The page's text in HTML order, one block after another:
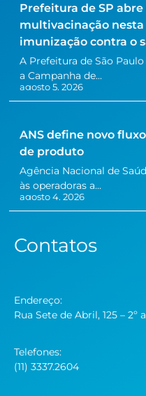
Prefeitura de SP
multivacinação
imunização contra o
A Prefeitura de São
a Campanha de...
agosto 5, 2026
ANS define novo
de produto
Agência Nacional de
às operadoras a...
agosto 4, 2026
Contatos
Endereço:
Rua Sete de Abril, 125 – 2º
Telefones:
(11) 3337.2604